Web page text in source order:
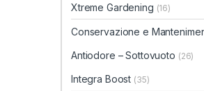
Xtreme Gardening (16)
Conservazione e
Antiodore – Sottovuoto (26)
Integra Boost (35)